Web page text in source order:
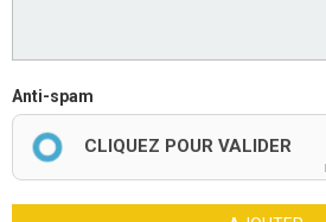
Anti-spam
CLIQUEZ POUR VALIDER